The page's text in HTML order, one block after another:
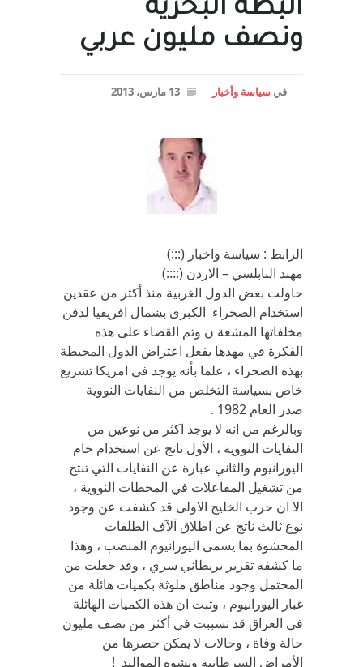
البطة البحريه
ونصف مليون عربي
في سياسة وأخبار 13 مارس، 2013
الرابط : سياسة واخبار (:::)
مهند النابلسي – الاردن (::::)
حاولت بعض الدول الغربية منذ أكثر من عقدين
استخدام الصحراء الكبرى بشمال افريقيا لدفن
مخلفاتها المشعة ن وتم القضاء على هذه
الفكرة في مهدها بفعل اعتراض الدول المحيطة
بهذه الصحراء ، علما بأنه يوجد في امريكا تشريع
خاص بسياسة التخلص من النفايات النووية
صدر العام 1982 .
وبالرغم من انه لا يوجد اكثر من نوعين من
النفايات النووية ، الأول ناتج عن استخدام خام
اليورانيوم والثاني عبارة عن النفايات التي تنتج
من تشغيل المفاعلات في المحطات النووية ،
الا ان حرب الخليج الاولى قد كشفت عن وجود
نوع ثالث ناتج عن اطلاق آلآف الطلقات
المحشوة بما يسمى اليورانيوم المنضب ، وهذا
ما كشفه تقرير بريطاني سري ، وقد جعلت من
المحتمل وجود مناطق ملوثة بكميات هائلة من
غبار اليورانيوم ، وثبت ان هذه الكميات الهائلة
في العراق قد تسببت في أكثر من نصف مليون
حالة وفاة ، وحالات لا يمكن حصرها من
الأمراض السرطانية وتشوه المواليد !